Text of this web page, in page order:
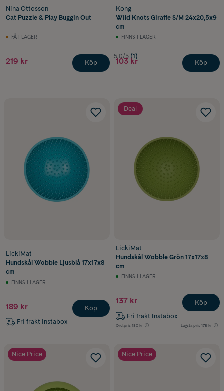
Nina Ottosson
Cat Puzzle & Play Buggin Out
FÅ I LAGER
219 kr Köp
Kong
Wild Knots Giraffe S/M 24x20,5x9
cm
FINNS I LAGER
5.0/5 (1)
103 kr Köp
LickiMat
Hundskål Wobble Ljusblå 17x17x8
cm
FINNS I LAGER
189 kr
Fri frakt Instabox
Köp
Deal
LickiMat
Hundskål Wobble Grön 17x17x8
cm
FINNS I LAGER
137 kr
Fri frakt Instabox
Ord.pris 180 kr Lägsta pris 178 kr
Köp
Nice Price Nice Price